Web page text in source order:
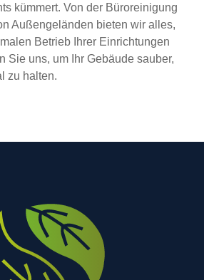
kümmert. Von der Büroreinigung
Außengeländen bieten wir alles,
Betrieb Ihrer Einrichtungen
Sie uns, um Ihr Gebäude sauber,
zu halten.